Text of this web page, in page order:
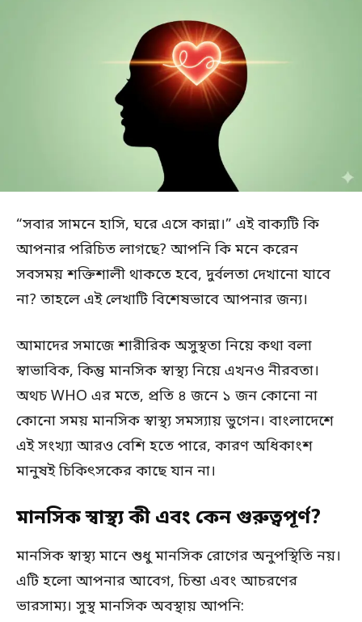
“সবার সামনে হাসি, ঘরে এসে কান্না।” এই বাক্যটি কি
আপনার পরিচিত লাগছে? আপনি কি মনে করেন
সবসময় শক্তিশালী থাকতে হবে, দুর্বলতা দেখানো যাবে
না? তাহলে এই লেখাটি বিশেষভাবে আপনার জন্য।
আমাদের সমাজে শারীরিক অসুস্থতা নিয়ে কথা বলা
স্বাভাবিক, কিন্তু মানসিক স্বাস্থ্য নিয়ে এখনও নীরবতা।
অথচ WHO এর মতে, প্রতি ৪ জনে ১ জন কোনো না
কোনো সময় মানসিক স্বাস্থ্য সমস্যায় ভুগেন। বাংলাদেশে
এই সংখ্যা আরও বেশি হতে পারে, কারণ অধিকাংশ
মানুষই চিকিৎসকের কাছে যান না।
মানসিক স্বাস্থ্য কী এবং কেন গুরুত্বপূর্ণ?
মানসিক স্বাস্থ্য মানে শুধু মানসিক রোগের অনুপস্থিতি নয়।
এটি হলো আপনার আবেগ, চিন্তা এবং আচরণের
ভারসাম্য। সুস্থ মানসিক অবস্থায় আপনি: